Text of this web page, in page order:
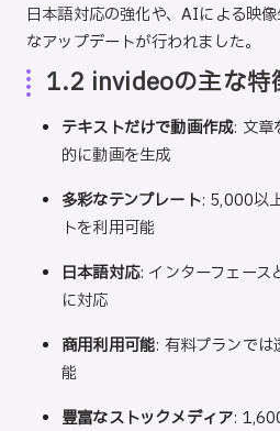
日本語対応の強化や、AIによる映
なアップデートが行われました。
1.2 invideoの主な特
テキストだけで動画作成: 文章
的に動画を生成
多彩なテンプレート: 5,000以
トを利用可能
日本語対応: インターフェース
に対応
商用利用可能: 有料プランでは
能
豊富なストックメディア: